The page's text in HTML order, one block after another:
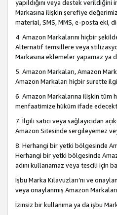
yapıldığını veya destek
Markasına ilişkin şerefiye
material, SMS, MMS, e-posta eki,
4. Amazon Markalarını hiçbir
Alternatif temsillere veya
Markasına eklemeler yapamaz ya
5. Amazon Markaları, Amazon
Amazon Markaları hiçbir surette
6. Amazon Markalarına ilişkin tüm
menfaatimize hüküm ifade
7. İlgili satıcı veya sağlayıcıdan
Amazon Sitesinde sergileyemez
8. Herhangi bir yetki bölgesinde
Herhangi bir yetki bölgesinde
adını kullanamaz veya tescili için
İşbu Marka Kılavuzları’nı ve
veya onaylanmış Amazon
İzinsiz bir kullanıma ya da işbu